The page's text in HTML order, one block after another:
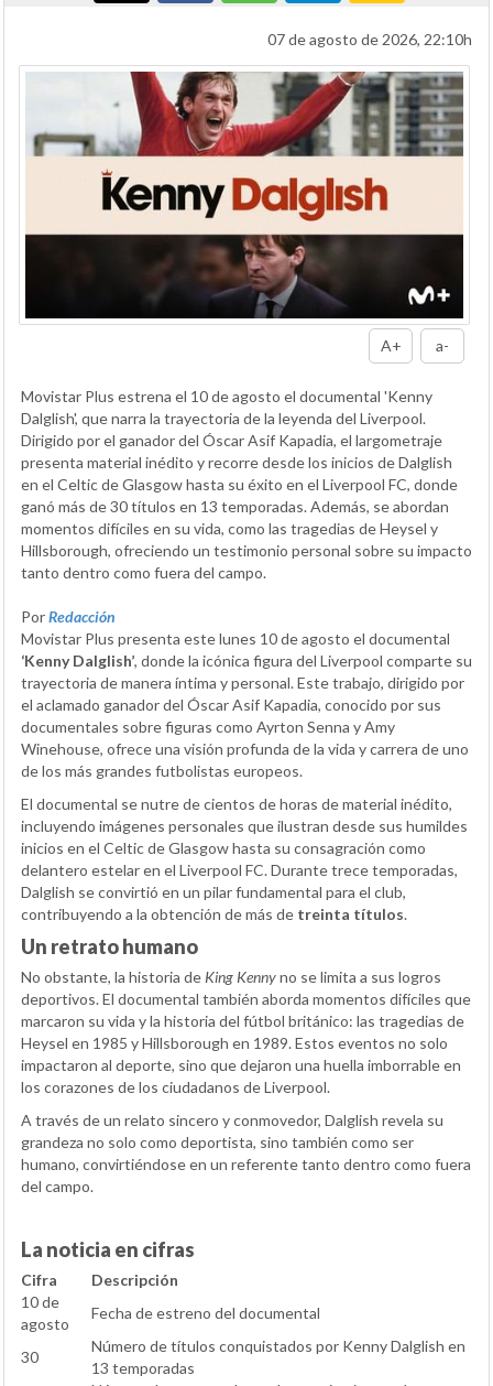
07 de agosto de 2026, 22:10h
A+ a-
Movistar Plus estrena el 10 de agosto el documental 'Kenny
Dalglish', que narra la trayectoria de la leyenda del Liverpool.
Dirigido por el ganador del Óscar Asif Kapadia, el largometraje
presenta material inédito y recorre desde los inicios de Dalglish
en el Celtic de Glasgow hasta su éxito en el Liverpool FC, donde
ganó más de 30 títulos en 13 temporadas. Además, se abordan
momentos difíciles en su vida, como las tragedias de Heysel y
Hillsborough, ofreciendo un testimonio personal sobre su impacto
tanto dentro como fuera del campo.
PorRedacción
Movistar Plus presenta este lunes 10 de agosto el documental
‘Kenny Dalglish’, donde la icónica figura del Liverpool comparte su
trayectoria de manera íntima y personal. Este trabajo, dirigido por
el aclamado ganador del Óscar Asif Kapadia, conocido por sus
documentales sobre figuras como Ayrton Senna y Amy
Winehouse, ofrece una visión profunda de la vida y carrera de uno
de los más grandes futbolistas europeos.
El documental se nutre de cientos de horas de material inédito,
incluyendo imágenes personales que ilustran desde sus humildes
inicios en el Celtic de Glasgow hasta su consagración como
delantero estelar en el Liverpool FC. Durante trece temporadas,
Dalglish se convirtió en un pilar fundamental para el club,
contribuyendo a la obtención de más de treinta títulos.
Un retrato humano
No obstante, la historia de King Kennyno se limita a sus logros
deportivos. El documental también aborda momentos difíciles que
marcaron su vida y la historia del fútbol británico: las tragedias de
Heysel en 1985 y Hillsborough en 1989. Estos eventos no solo
impactaron al deporte, sino que dejaron una huella imborrable en
los corazones de los ciudadanos de Liverpool.
A través de un relato sincero y conmovedor, Dalglish revela su
grandeza no solo como deportista, sino también como ser
humano, convirtiéndose en un referente tanto dentro como fuera
del campo.
La noticia en cifras
Cifra
Descripción
10 de
agosto
Fecha de estreno del documental
30
Número de títulos conquistados por Kenny Dalglish en
13 temporadas